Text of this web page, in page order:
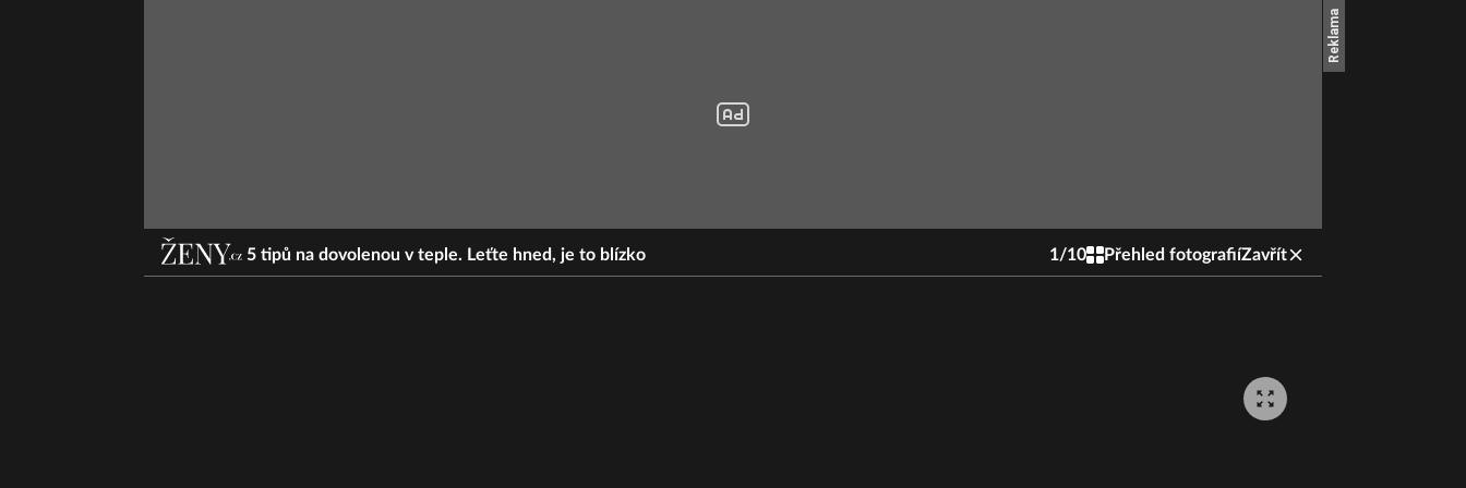
5 tipů na dovolenou v teple. Leťte hned, je to blízko 1/10 Přehled fotografiíZavřít